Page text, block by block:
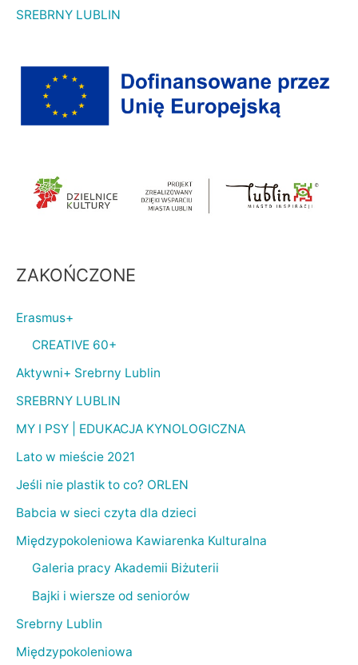
SREBRNY LUBLIN
ZAKOŃCZONE
Erasmus+
CREATIVE 60+
Aktywni+ Srebrny Lublin
SREBRNY LUBLIN
MY I PSY | EDUKACJA KYNOLOGICZNA
Lato w mieście 2021
Jeśli nie plastik to co? ORLEN
Babcia w sieci czyta dla dzieci
Międzypokoleniowa Kawiarenka Kulturalna
Galeria pracy Akademii Biżuterii
Bajki i wiersze od seniorów
Srebrny Lublin
Międzypokoleniowa